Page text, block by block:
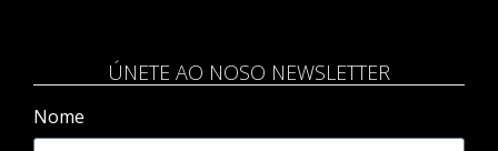
ÚNETE AO NOSO NEWSLETTER
Nome